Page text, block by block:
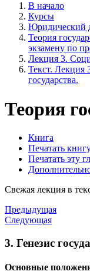
В начало
Курсы
Юридический
Теория
экзамену по
Лекция 3.
Текст. Лекция
государства.
Теория
Книга
Печатать
Печатать эту
Свежая лекция в
Предыдущая
Следующая
3. Генезис
Основные